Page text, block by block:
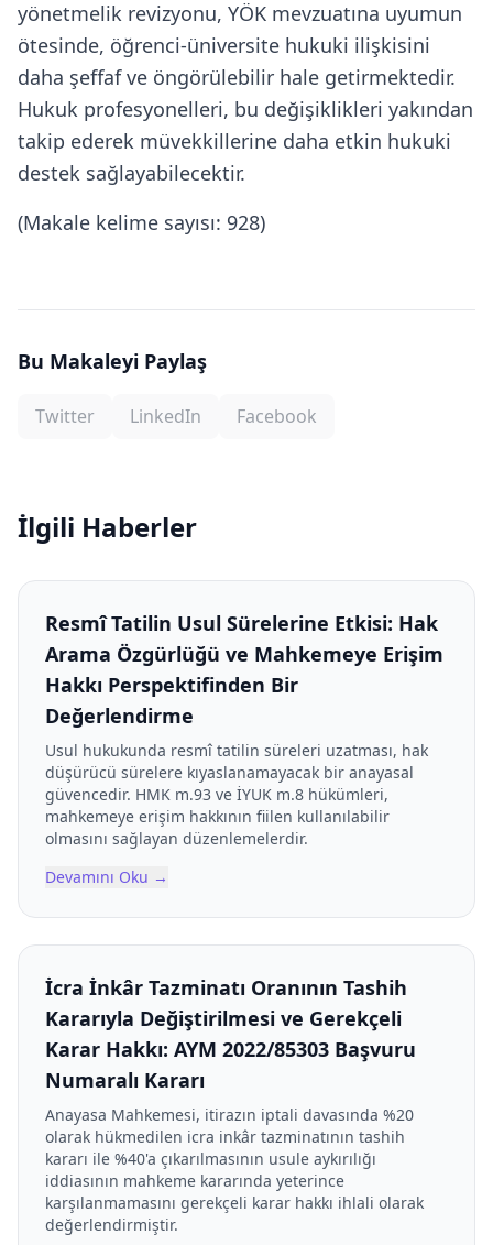
yönetmelik revizyonu, YÖK mevzuatına uyumun
ötesinde, öğrenci-üniversite hukuki ilişkisini
daha şeffaf ve öngörülebilir hale getirmektedir.
Hukuk profesyonelleri, bu değişiklikleri yakından
takip ederek müvekkillerine daha etkin hukuki
destek sağlayabilecektir.
(Makale kelime sayısı: 928)
Bu Makaleyi Paylaş
Twitter LinkedIn Facebook
İlgili Haberler
Resmî Tatilin Usul Sürelerine Etkisi: Hak
Arama Özgürlüğü ve Mahkemeye Erişim
Hakkı Perspektifinden Bir
Değerlendirme
Usul hukukunda resmî tatilin süreleri uzatması, hak
düşürücü sürelere kıyaslanamayacak bir anayasal
güvencedir. HMK m.93 ve İYUK m.8 hükümleri,
mahkemeye erişim hakkının fiilen kullanılabilir
olmasını sağlayan düzenlemelerdir.
Devamını Oku →
İcra İnkâr Tazminatı Oranının Tashih
Kararıyla Değiştirilmesi ve Gerekçeli
Karar Hakkı: AYM 2022/85303 Başvuru
Numaralı Kararı
Anayasa Mahkemesi, itirazın iptali davasında %20
olarak hükmedilen icra inkâr tazminatının tashih
kararı ile %40'a çıkarılmasının usule aykırılığı
iddiasının mahkeme kararında yeterince
karşılanmamasını gerekçeli karar hakkı ihlali olarak
değerlendirmiştir.